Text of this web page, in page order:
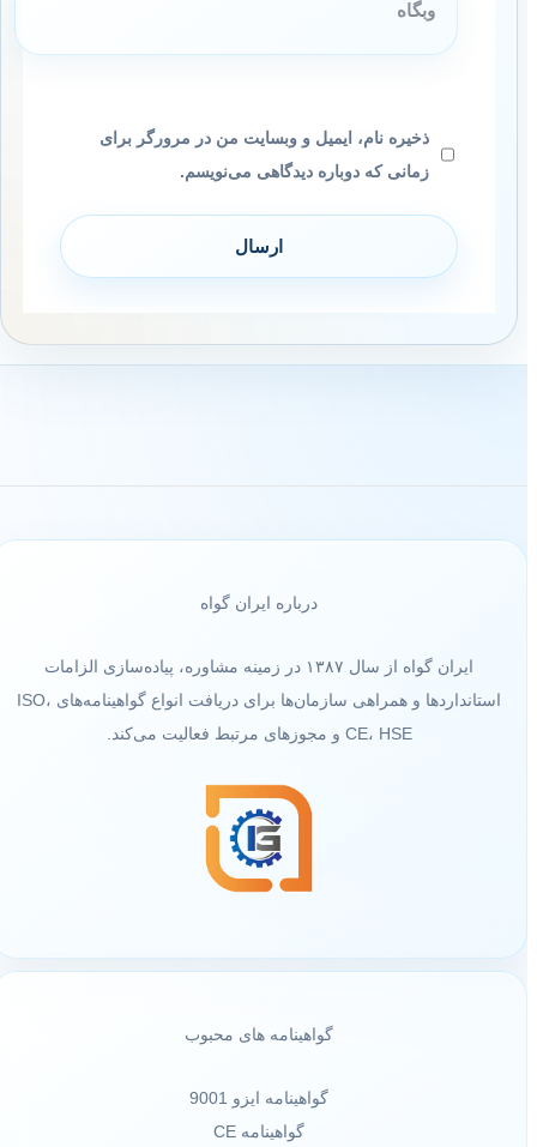
ذخیره نام، ایمیل و وبسایت من در مرورگر برای
زمانی که دوباره دیدگاهی می‌نویسم.
درباره ایران گواه
ایران گواه از سال ۱۳۸۷ در زمینه مشاوره، پیاده‌سازی الزامات
استانداردها و همراهی سازمان‌ها برای دریافت انواع گواهینامه‌های ISO،
CE، HSE و مجوزهای مرتبط فعالیت می‌کند.
گواهینامه های محبوب
گواهینامه ایزو 9001
گواهینامه CE